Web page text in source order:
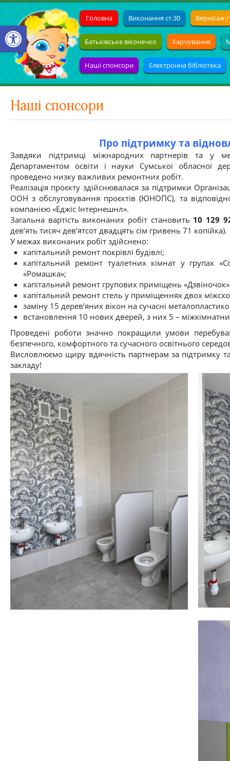
Open toolbar
Головна Виконання ст.30 Вернісаж
Батьківське віконечко Харчування
Наші спонсори Електронна бібліотека
Наші спонсори
Про підтримку та
Завдяки підтримці міжнародних партнерів та у
Департаментом освіти і науки Сумської обласної
проведено низку важливих ремонтних робіт.
Реалізація проєкту здійснювалася за підтримки
ООН з обслуговування проєктів (ЮНОПС), та
компанією «Еджіс Інтернешнл».
Загальна вартість виконаних робіт становить 10 129
дев’ять тисяч дев’ятсот двадцять сім гривень 71 копійка).
У межах виконаних робіт здійснено:
капітальний ремонт покрівлі будівлі;
капітальний ремонт туалетних кімнат у групах
«Ромашка»;
капітальний ремонт групових приміщень
капітальний ремонт стель у приміщеннях двох
заміну 15 дерев’яних вікон на сучасні
встановлення 10 нових дверей, з них 5 –
Проведені роботи значно покращили умови
безпечного, комфортного та сучасного освітнього
Висловлюємо щиру вдячність партнерам за підтримку
закладу!